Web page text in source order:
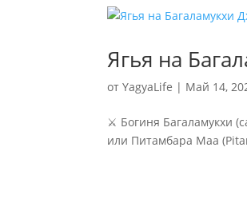
Ягья на
отYagyaLife | Май 14,
⚔️ Богиня Багаламукхи
или Питамбара Маа